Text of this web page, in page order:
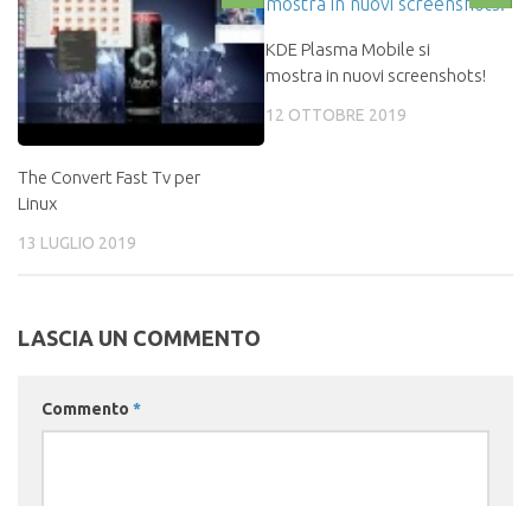
The Convert Fast Tv per
Linux
13 LUGLIO 2019
KDE Plasma Mobile si
mostra in nuovi screenshots!
12 OTTOBRE 2019
LASCIA UN COMMENTO
Commento *